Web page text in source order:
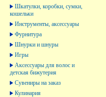
Шкатулки, коробки, сумки,
кошельки
Инструменты, аксессуары
Фурнитура
Шнурки и шнуры
Игры
Аксессуары для волос и
детская бижутерия
Сувениры на заказ
Кулинария